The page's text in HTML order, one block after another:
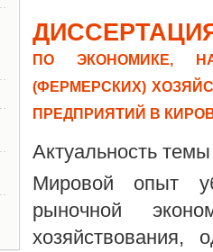
ПО ЭКОНОМИКЕ,
(ФЕРМЕРСКИХ)
ПРЕДПРИЯТИЙ В
Актуальность
Мировой опыт
рыночной
хозяйствования,